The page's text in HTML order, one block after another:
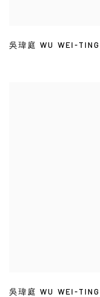
吳瑋庭 WU WEI-TING
吳瑋庭 WU WEI-TING